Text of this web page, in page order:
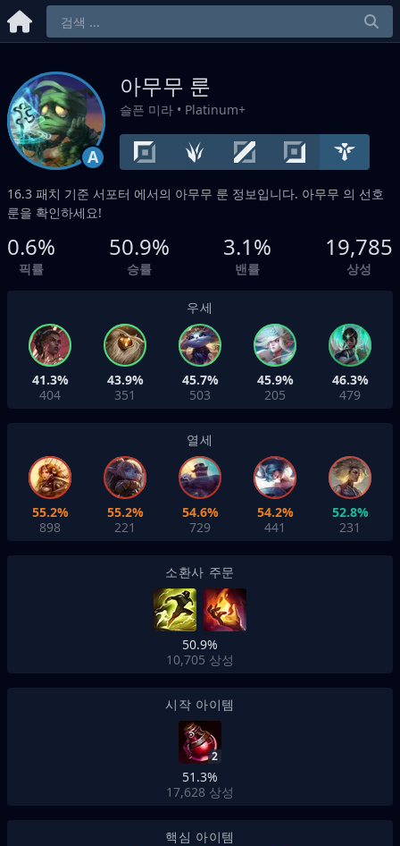
A
아무무 룬
슬픈 미라 • Platinum+
16.3 패치 기준 서포터 에서의 아무무 룬 정보입니다. 아무무 의 선호
룬을 확인하세요!
0.6%
픽률
50.9%
승률
3.1%
밴률
19,785
상성
우세
41.3%
404
43.9%
351
45.7%
503
45.9%
205
46.3%
479
열세
55.2%
898
55.2%
221
54.6%
729
54.2%
441
52.8%
231
소환사 주문
50.9%
10,705 상성
시작 아이템
2
51.3%
17,628 상성
핵심 아이템